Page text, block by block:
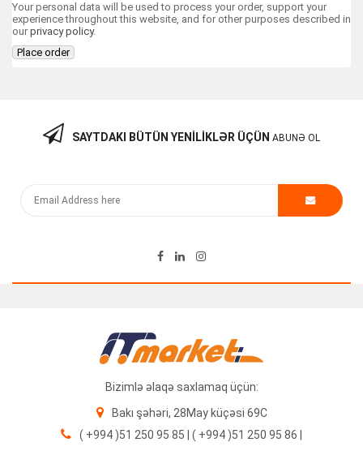
Your personal data will be used to process your order, support your
experience throughout this website, and for other purposes described in
our privacy policy.
Place order
SAYTDAKI BÜTÜN YENILIKLƏR ÜÇÜN ABUNƏ OL
Bizimlə əlaqə saxlamaq üçün:
Bakı şəhəri, 28May küçəsi 69C
( +994 )51 250 95 85 | ( +994 )51 250 95 86 |